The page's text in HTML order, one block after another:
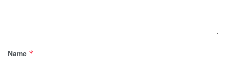
Name *